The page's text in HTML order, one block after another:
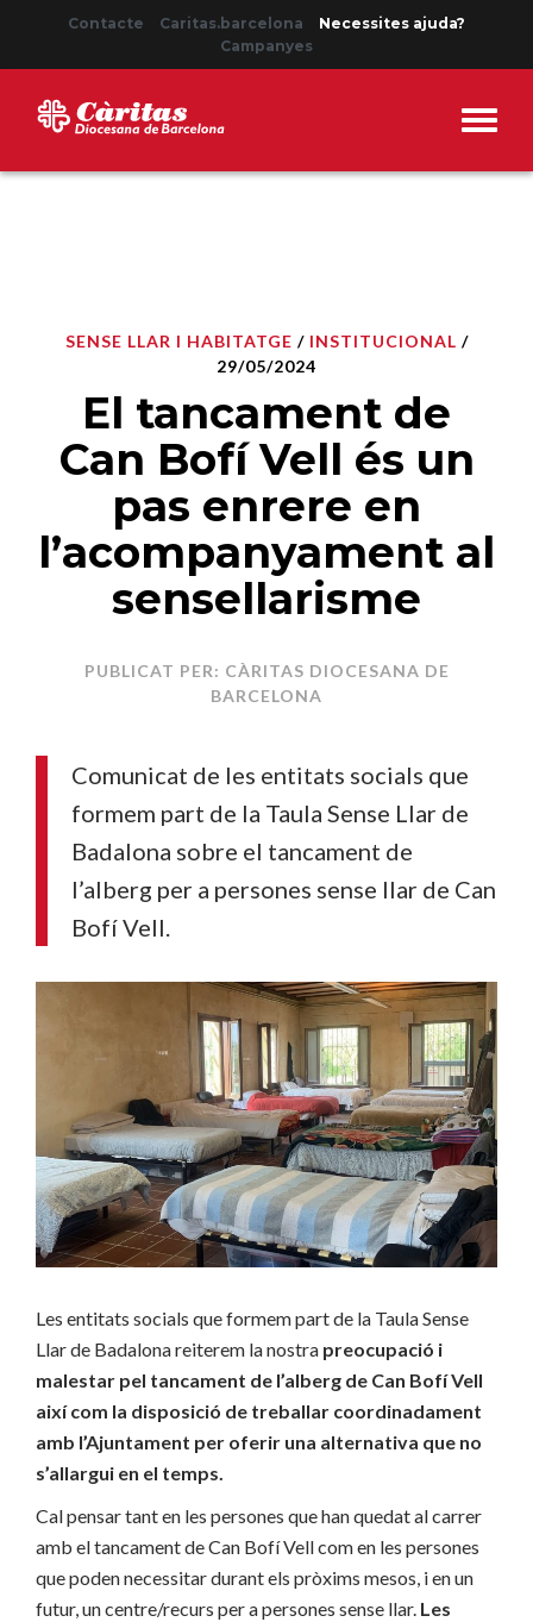
Contacte Caritas.barcelona
Necessites ajuda?
Campanyes
SENSE LLAR I HABITATGE / INSTITUCIONAL /
29/05/2024
El tancament de
Can Bofí Vell és un
pas enrere en
l’acompanyament al
sensellarisme
PUBLICAT PER: CÀRITAS DIOCESANA DE
BARCELONA
Comunicat de les entitats socials que
formem part de la Taula Sense Llar de
Badalona sobre el tancament de
l’alberg per a persones sense llar de Can
Bofí Vell.
Les entitats socials que formem part de la Taula Sense
Llar de Badalona reiterem la nostra preocupació i
malestar pel tancament de l’alberg de Can Bofí Vell
així com la disposició de treballar coordinadament
amb l’Ajuntament per oferir una alternativa que no
s’allargui en el temps.
Cal pensar tant en les persones que han quedat al carrer
amb el tancament de Can Bofí Vell com en les persones
que poden necessitar durant els pròxims mesos, i en un
futur, un centre/recurs per a persones sense llar. Les